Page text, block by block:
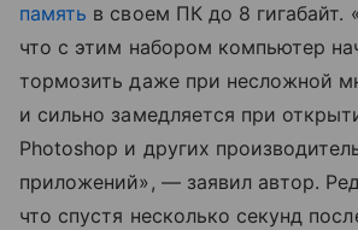
память в своем ПК до 8 гигабайт.
что с этим набором компьютер
тормозить даже при несложной
и сильно замедляется при
Photoshop и других
приложений», — заявил автор.
что спустя несколько секунд